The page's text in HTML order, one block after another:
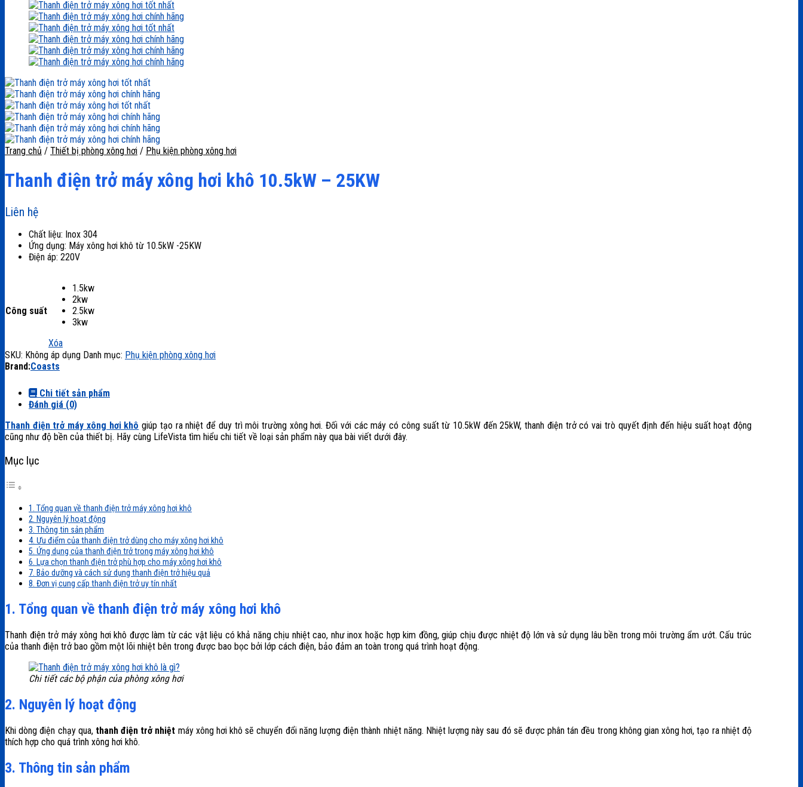
Trang chủ / Thiết bị phòng xông hơi / Phụ kiện phòng xông hơi
Thanh điện trở máy xông hơi khô 10.5kW – 25KW
Liên hệ
Chất liệu: Inox 304
Ứng dụng: Máy xông hơi khô từ 10.5kW -25KW
Điện áp: 220V
Công suất
1.5kw
2kw
2.5kw
3kw
Xóa
SKU: Không áp dụng Danh mục: Phụ kiện phòng xông hơi
Brand:Coasts
Chi tiết sản phẩm
Đánh giá (0)
Thanh điện trở máy xông hơi khô giúp tạo ra nhiệt để duy trì môi trường xông hơi. Đối với các máy có công suất từ 10.5kW đến 25kW, thanh điện trở có vai trò quyết định đến hiệu suất hoạt động
cũng như độ bền của thiết bị. Hãy cùng LifeVista tìm hiểu chi tiết về loại sản phẩm này qua bài viết dưới đây.
Mục lục
1. Tổng quan về thanh điện trở máy xông hơi khô
2. Nguyên lý hoạt động
3. Thông tin sản phẩm
4. Ưu điểm của thanh điện trở dùng cho máy xông hơi khô
5. Ứng dụng của thanh điện trở trong máy xông hơi khô
6. Lựa chọn thanh điện trở phù hợp cho máy xông hơi khô
7. Bảo dưỡng và cách sử dụng thanh điện trở hiệu quả
8. Đơn vị cung cấp thanh điện trở uy tín nhất
1. Tổng quan về thanh điện trở máy xông hơi khô
Thanh điện trở máy xông hơi khô được làm từ các vật liệu có khả năng chịu nhiệt cao, như inox hoặc hợp kim đồng, giúp chịu được nhiệt độ lớn và sử dụng lâu bền trong môi trường ẩm ướt. Cấu trúc
của thanh điện trở bao gồm một lõi nhiệt bên trong được bao bọc bởi lớp cách điện, bảo đảm an toàn trong quá trình hoạt động.
Chi tiết các bộ phận của phòng xông hơi
2. Nguyên lý hoạt động
Khi dòng điện chạy qua, thanh điện trở nhiệt máy xông hơi khô sẽ chuyển đổi năng lượng điện thành nhiệt năng. Nhiệt lượng này sau đó sẽ được phân tán đều trong không gian xông hơi, tạo ra nhiệt độ
thích hợp cho quá trình xông hơi khô.
3. Thông tin sản phẩm